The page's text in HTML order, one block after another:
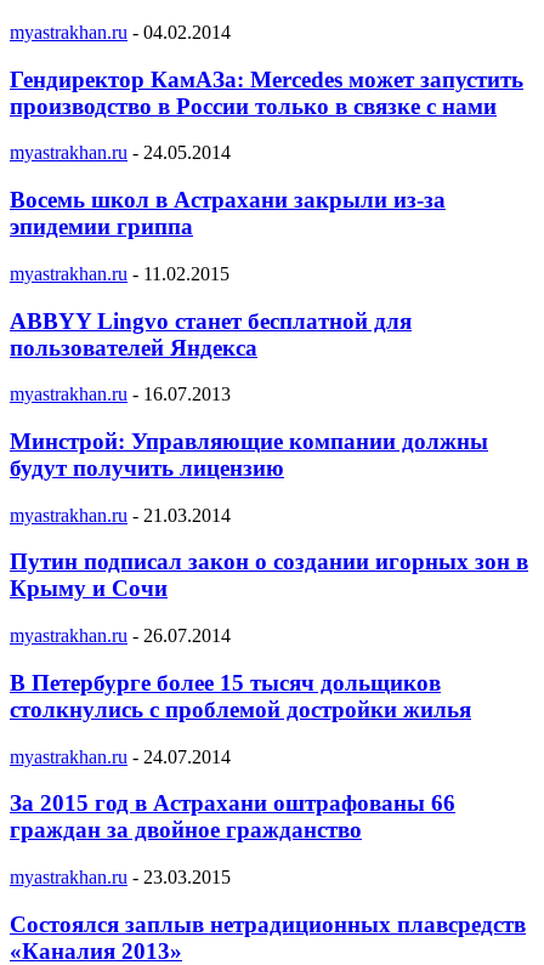
myastrakhan.ru - 04.02.2014
Гендиректор КамАЗа: Mercedes может запустить
производство в России только в связке с нами
myastrakhan.ru - 24.05.2014
Восемь школ в Астрахани закрыли из-за
эпидемии гриппа
myastrakhan.ru - 11.02.2015
ABBYY Lingvo станет бесплатной для
пользователей Яндекса
myastrakhan.ru - 16.07.2013
Минстрой: Управляющие компании должны
будут получить лицензию
myastrakhan.ru - 21.03.2014
Путин подписал закон о создании игорных зон в
Крыму и Сочи
myastrakhan.ru - 26.07.2014
В Петербурге более 15 тысяч дольщиков
столкнулись с проблемой достройки жилья
myastrakhan.ru - 24.07.2014
За 2015 год в Астрахани оштрафованы 66
граждан за двойное гражданство
myastrakhan.ru - 23.03.2015
Состоялся заплыв нетрадиционных плавсредств
«Каналия 2013»